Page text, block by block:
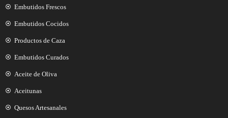
Embutidos Frescos
Embutidos Cocidos
Productos de Caza
Embutidos Curados
Aceite de Oliva
Aceitunas
Quesos Artesanales